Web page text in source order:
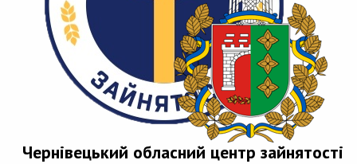
Чернівецький обласний центр зайнятості